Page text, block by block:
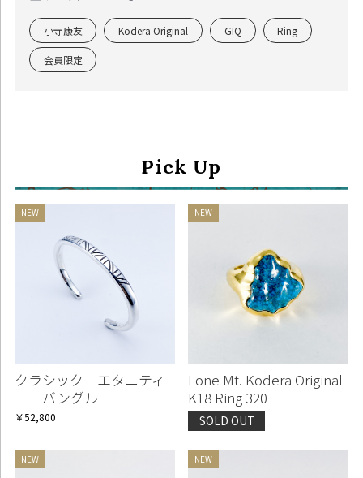
小寺康友 Kodera Original GIQ Ring
会員限定 お買い物を続ける
Pick Up
クラシック エタニティ
ー バングル
￥52,800
Lone Mt. Kodera Original
K18 Ring 320
SOLD OUT